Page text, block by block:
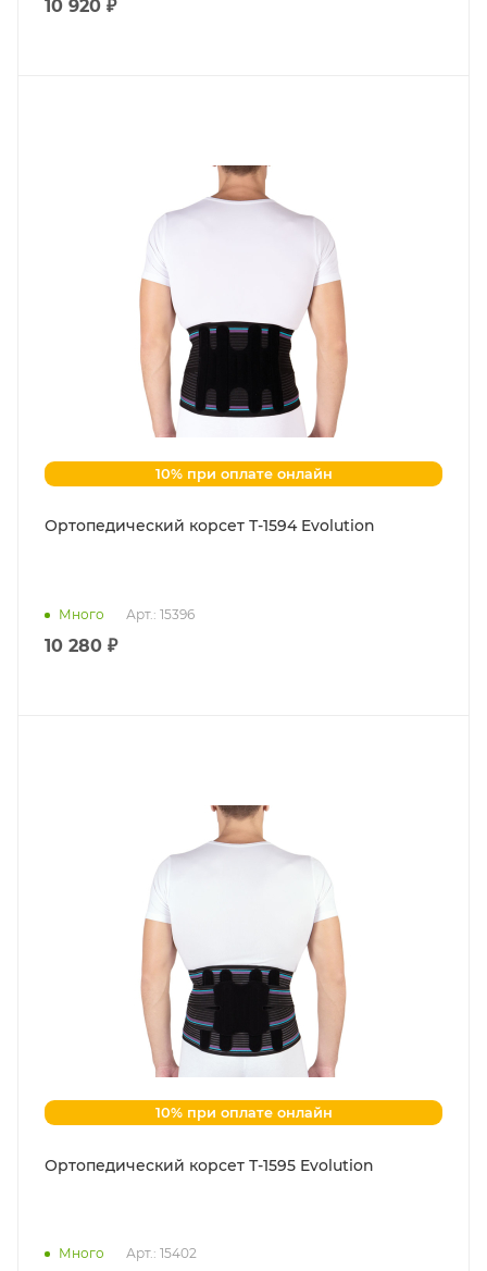
10 920 ₽
10% при оплате онлайн
Ортопедический корсет Т-1594 Evolution
Много Арт.: 15396
10 280 ₽
10% при оплате онлайн
Ортопедический корсет Т-1595 Evolution
Много Арт.: 15402